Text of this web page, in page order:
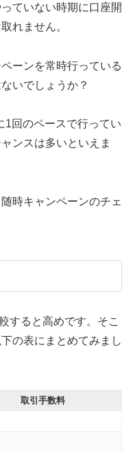
ていない時期に口座開
れません。
ーンを常時行っている
いでしょうか？
1回のペースで行ってい
ンスは多いといえま
時キャンペーンのチェ
すると高めです。そこ
の表にまとめてみまし
取引手数料